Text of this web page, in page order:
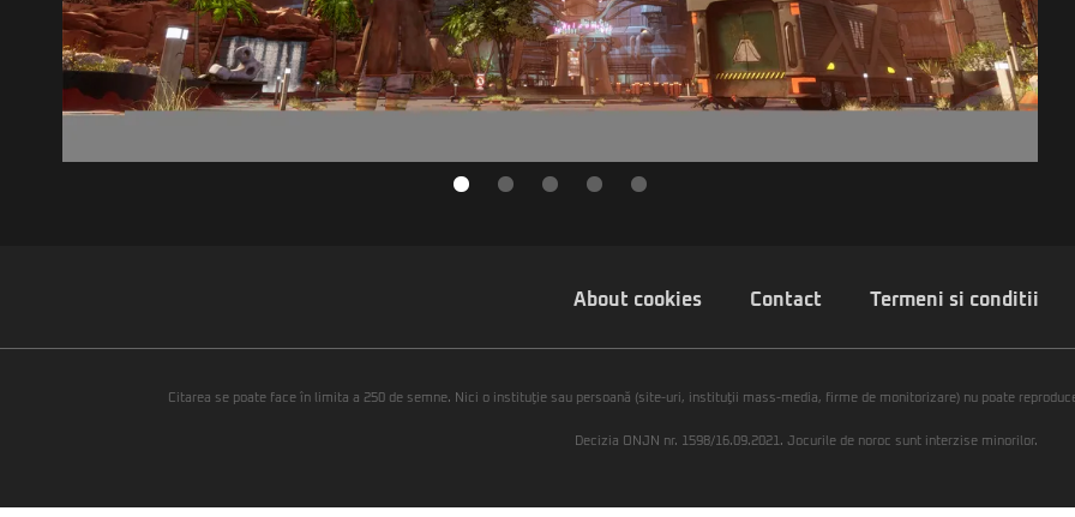
About cookies Contact Termeni si conditii
Citarea se poate face în limita a 250 de semne. Nici o instituţie sau persoană (site-uri, instituţii mass-media, firme de monitorizare) nu poate
Decizia ONJN nr. 1598/16.09.2021. Jocurile de noroc sunt interzise minorilor.